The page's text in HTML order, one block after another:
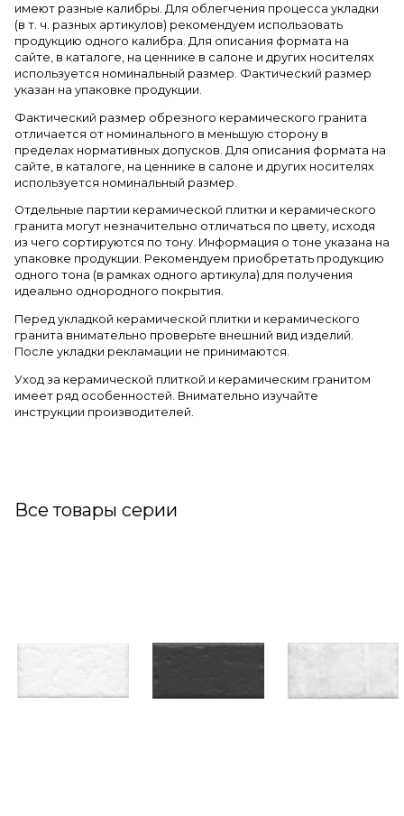
имеют разные калибры. Для облегчения процесса укладки
(в т. ч. разных артикулов) рекомендуем использовать
продукцию одного калибра. Для описания формата на
сайте, в каталоге, на ценнике в салоне и других носителях
используется номинальный размер. Фактический размер
указан на упаковке продукции.
Фактический размер обрезного керамического гранита
отличается от номинального в меньшую сторону в
пределах нормативных допусков. Для описания формата на
сайте, в каталоге, на ценнике в салоне и других носителях
используется номинальный размер.
Отдельные партии керамической плитки и керамического
гранита могут незначительно отличаться по цвету, исходя
из чего сортируются по тону. Информация о тоне указана на
упаковке продукции. Рекомендуем приобретать продукцию
одного тона (в рамках одного артикула) для получения
идеально однородного покрытия.
Перед укладкой керамической плитки и керамического
гранита внимательно проверьте внешний вид изделий.
После укладки рекламации не принимаются.
Уход за керамической плиткой и керамическим гранитом
имеет ряд особенностей. Внимательно изучайте
инструкции производителей.
Все товары серии